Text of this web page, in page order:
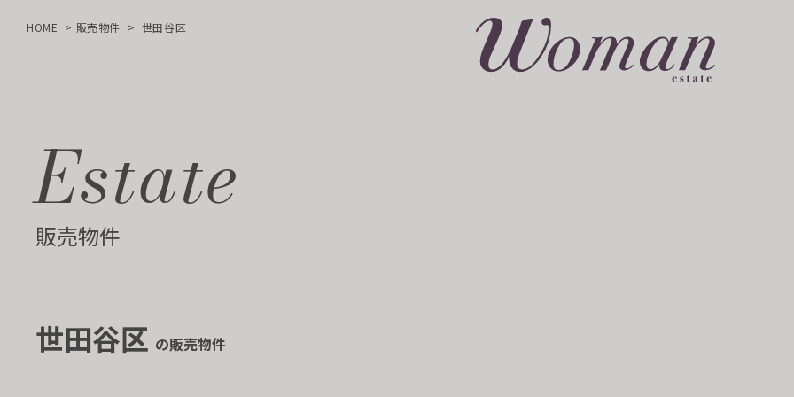
HOME 販売物件 世田谷区
Estate
販売物件
世田谷区 の販売物件